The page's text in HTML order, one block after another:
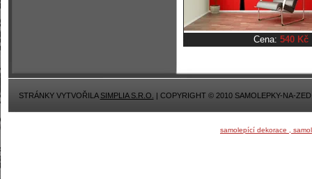
Cena: 540 Kč
STRÁNKY VYTVOŘILASIMPLIA S.R.O. | COPYRIGHT © 2010 SAMOLEPKY-NA-
samolepící dekorace ,